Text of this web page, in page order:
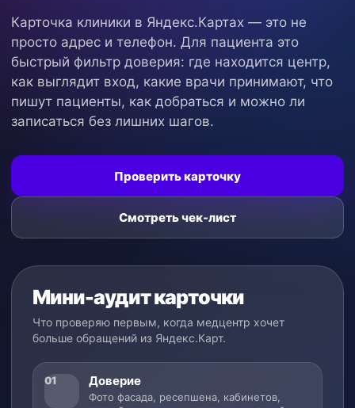
Карточка клиники в Яндекс.Картах — это не
просто адрес и телефон. Для пациента это
быстрый фильтр доверия: где находится центр,
как выглядит вход, какие врачи принимают, что
пишут пациенты, как добраться и можно ли
записаться без лишних шагов.
Проверить карточку
Смотреть чек-лист
Мини-аудит карточки
Что проверяю первым, когда медцентр хочет
больше обращений из Яндекс.Карт.
01 Доверие
Фото фасада, ресепшена, кабинетов,